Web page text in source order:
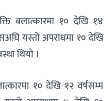
बलात्कारमा १० देखि १४
यस्तो अपराधमा १० देखि
थियो ।
१० देखि १२ वर्षसम्म